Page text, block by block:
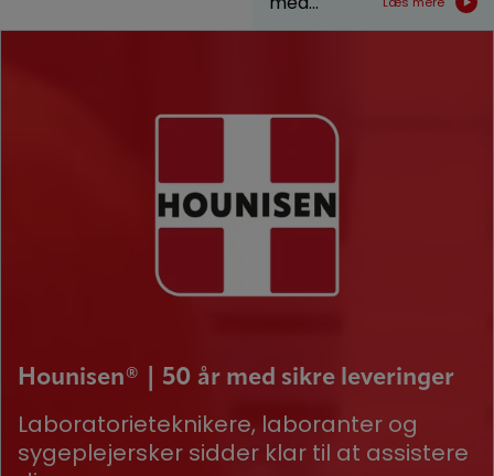
Hounisen® | 50 år med sikre leveringer
Laboratorieteknikere, laboranter og
sygeplejersker sidder klar til at assistere